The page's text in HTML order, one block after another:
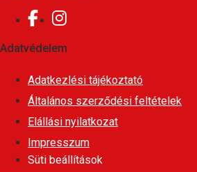
Adatvédelem
Adatkezlési tájékoztató
Általános szerződési feltételek
Elállási nyilatkozat
Impresszum
Süti beállítások